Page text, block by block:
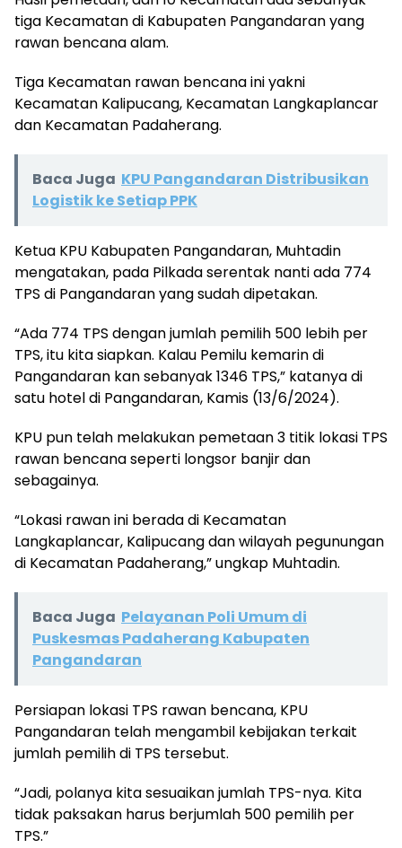
tiga Kecamatan di Kabupaten Pangandaran yang
rawan bencana alam.
Tiga Kecamatan rawan bencana ini yakni
Kecamatan Kalipucang, Kecamatan Langkaplancar
dan Kecamatan Padaherang.
Baca Juga KPU Pangandaran Distribusikan
Logistik ke Setiap PPK
Ketua KPU Kabupaten Pangandaran, Muhtadin
mengatakan, pada Pilkada serentak nanti ada 774
TPS di Pangandaran yang sudah dipetakan.
“Ada 774 TPS dengan jumlah pemilih 500 lebih per
TPS, itu kita siapkan. Kalau Pemilu kemarin di
Pangandaran kan sebanyak 1346 TPS,” katanya di
satu hotel di Pangandaran, Kamis (13/6/2024).
KPU pun telah melakukan pemetaan 3 titik lokasi TPS
rawan bencana seperti longsor banjir dan
sebagainya.
“Lokasi rawan ini berada di Kecamatan
Langkaplancar, Kalipucang dan wilayah pegunungan
di Kecamatan Padaherang,” ungkap Muhtadin.
Baca Juga Pelayanan Poli Umum di
Puskesmas Padaherang Kabupaten
Pangandaran
Persiapan lokasi TPS rawan bencana, KPU
Pangandaran telah mengambil kebijakan terkait
jumlah pemilih di TPS tersebut.
“Jadi, polanya kita sesuaikan jumlah TPS-nya. Kita
tidak paksakan harus berjumlah 500 pemilih per
TPS.”